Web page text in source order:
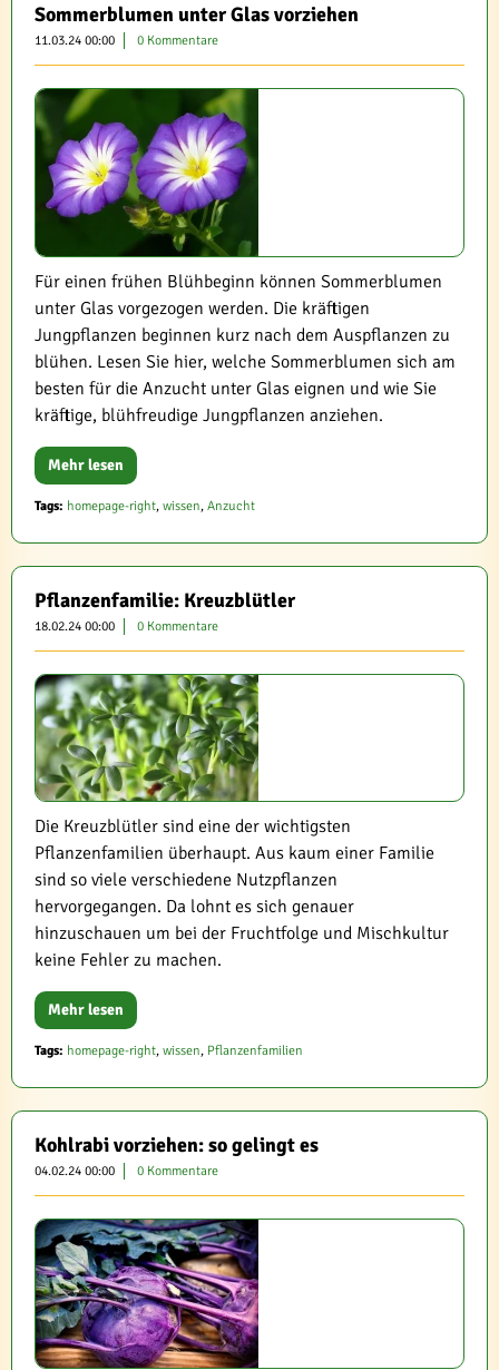
Sommerblumen unter Glas vorziehen
11.03.24 00:00 0 Kommentare
Für einen frühen Blühbeginn können Sommerblumen
unter Glas vorgezogen werden. Die kräftigen
Jungpflanzen beginnen kurz nach dem Auspflanzen zu
blühen. Lesen Sie hier, welche Sommerblumen sich am
besten für die Anzucht unter Glas eignen und wie Sie
kräftige, blühfreudige Jungpflanzen anziehen.
Mehr lesen
Tags: homepage-right, wissen, Anzucht
Pflanzenfamilie: Kreuzblütler
18.02.24 00:00 0 Kommentare
Die Kreuzblütler sind eine der wichtigsten
Pflanzenfamilien überhaupt. Aus kaum einer Familie
sind so viele verschiedene Nutzpflanzen
hervorgegangen. Da lohnt es sich genauer
hinzuschauen um bei der Fruchtfolge und Mischkultur
keine Fehler zu machen.
Mehr lesen
Tags: homepage-right, wissen, Pflanzenfamilien
Kohlrabi vorziehen: so gelingt es
04.02.24 00:00 0 Kommentare